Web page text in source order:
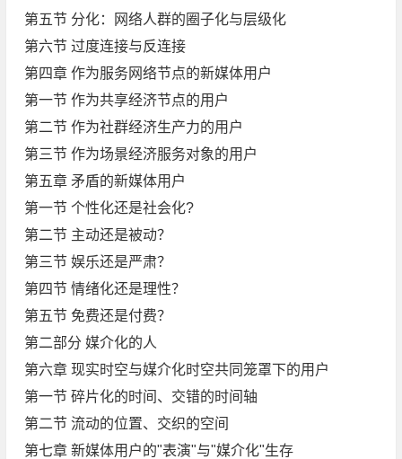
第五节 分化：网络人群的圈子化与层级化
第六节 过度连接与反连接
第四章 作为服务网络节点的新媒体用户
第一节 作为共享经济节点的用户
第二节 作为社群经济生产力的用户
第三节 作为场景经济服务对象的用户
第五章 矛盾的新媒体用户
第一节 个性化还是社会化?
第二节 主动还是被动？
第三节 娱乐还是严肃？
第四节 情绪化还是理性？
第五节 免费还是付费？
第二部分 媒介化的人
第六章 现实时空与媒介化时空共同笼罩下的用户
第一节 碎片化的时间、交错的时间轴
第二节 流动的位置、交织的空间
第七章 新媒体用户的"表演"与"媒介化"生存